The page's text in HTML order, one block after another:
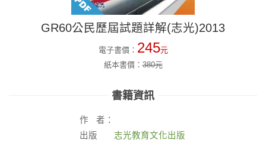
GR60公民歷屆試題詳解(志光)2013
電子書價： 245元
紙本書價：380元
書籍資訊
作
者：
出版
志光教育文化出版